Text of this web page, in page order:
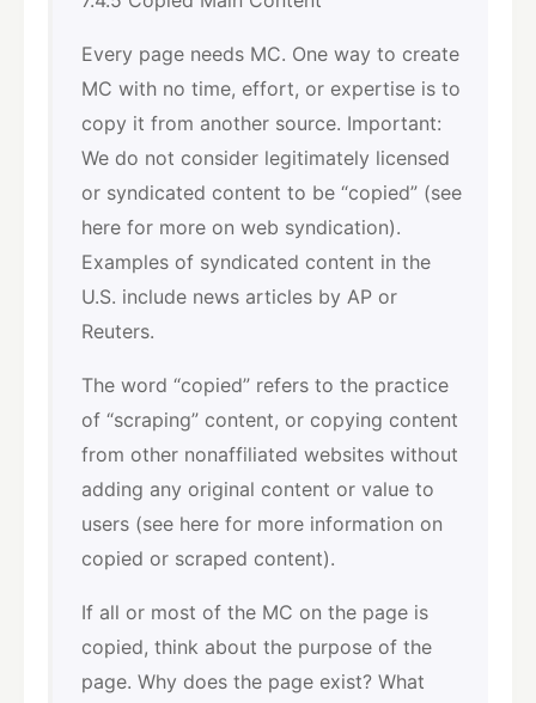
Every page needs MC. One way to create
MC with no time, effort, or expertise is to
copy it from another source. Important:
We do not consider legitimately licensed
or syndicated content to be “copied” (see
here for more on web syndication).
Examples of syndicated content in the
U.S. include news articles by AP or
Reuters.
The word “copied” refers to the practice
of “scraping” content, or copying content
from other non­affiliated websites without
adding any original content or value to
users (see here for more information on
copied or scraped content).
If all or most of the MC on the page is
copied, think about the purpose of the
page. Why does the page exist? What